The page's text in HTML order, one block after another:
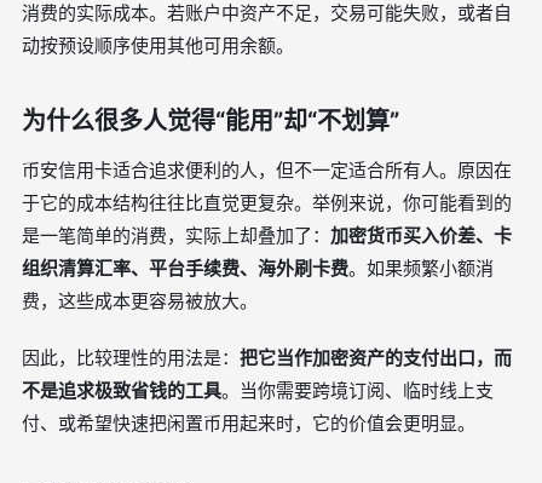
消费的实际成本。若账户中资产不足，交易可能失败，或者自
动按预设顺序使用其他可用余额。
为什么很多人觉得“能用”却“不划算”
币安信用卡适合追求便利的人，但不一定适合所有人。原因在
于它的成本结构往往比直觉更复杂。举例来说，你可能看到的
是一笔简单的消费，实际上却叠加了： 加密货币买入价差、卡
组织清算汇率、平台手续费、海外刷卡费。如果频繁小额消
费，这些成本更容易被放大。
因此，比较理性的用法是： 把它当作加密资产的支付出口，而
不是追求极致省钱的工具。当你需要跨境订阅、临时线上支
付、或希望快速把闲置币用起来时，它的价值会更明显。